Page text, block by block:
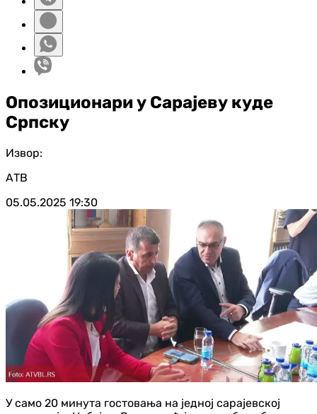
Опозиционари у Сарајеву куде
Српску
Извор:
АТВ
05.05.2025 19:30
У само 20 минута гостовања на једној сарајевској